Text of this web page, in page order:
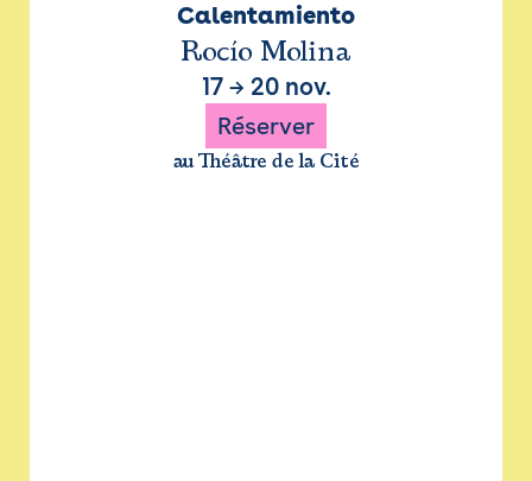
Calentamiento
Rocío Molina
17→ 20 nov.
Réserver
au Théâtre de la Cité